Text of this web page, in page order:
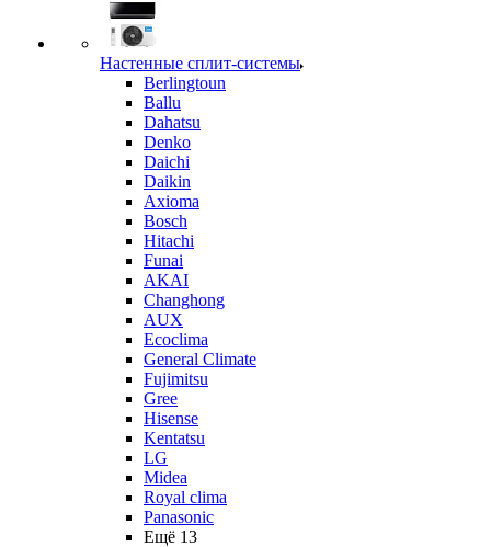
Настенные сплит-системы
Berlingtoun
Ballu
Dahatsu
Denko
Daichi
Daikin
Axioma
Bosch
Hitachi
Funai
AKAI
Changhong
AUX
Ecoclima
General Climate
Fujimitsu
Gree
Hisense
Kentatsu
LG
Midea
Royal clima
Panasonic
Ещё 13